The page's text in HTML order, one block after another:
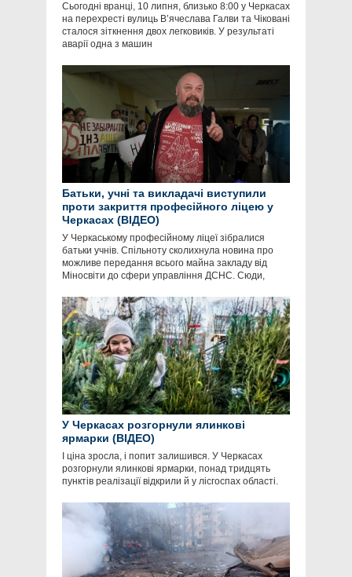
Сьогодні вранці, 10 липня, близько 8:00 у Черкасах
на перехресті вулиць В’ячеслава Галви та Чіковані
сталося зіткнення двох легковиків. У результаті
аварії одна з машин
Батьки, учні та викладачі виступили
проти закриття професійного ліцею у
Черкасах (ВІДЕО)
У Черкаському професійному ліцеї зібралися
батьки учнів. Спільноту сколихнула новина про
можливе передання всього майна закладу від
Міносвіти до сфери управління ДСНС. Сюди,
У Черкасах розгорнули ялинкові
ярмарки (ВІДЕО)
І ціна зросла, і попит залишився. У Черкасах
розгорнули ялинкові ярмарки, понад тридцять
пунктів реалізації відкрили й у лісгоспах області.